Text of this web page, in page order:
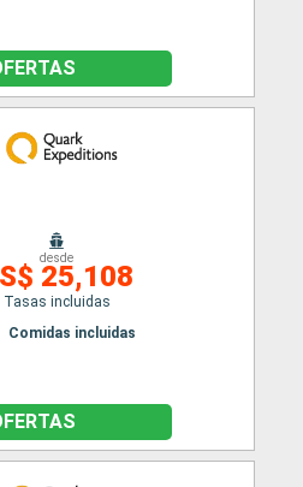
desde
25,108
Tasas incluidas
Comidas incluidas